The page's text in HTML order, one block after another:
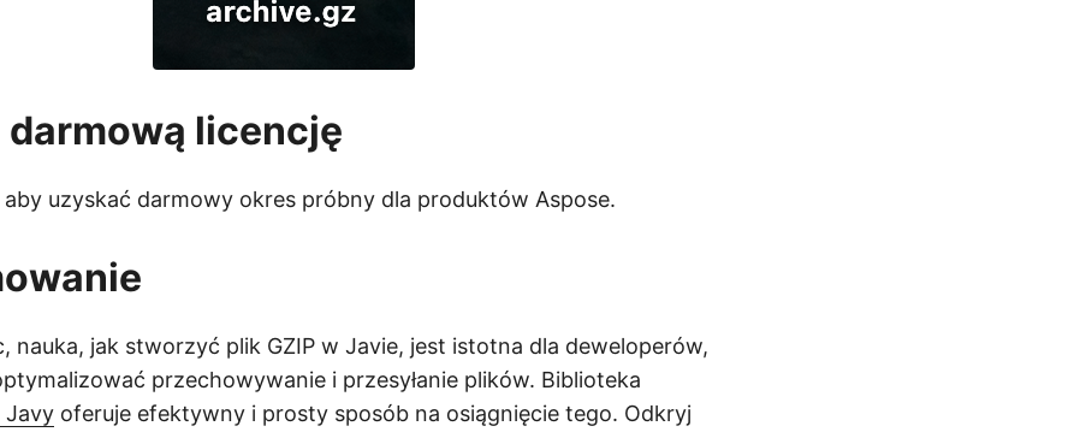
darmową licencję
aby uzyskać darmowy okres próbny dla produktów Aspose.
nauka, jak stworzyć plik GZIP w Javie, jest istotna dla deweloperów,
przechowywanie i przesyłanie plików. Biblioteka
Javy oferuje efektywny i prosty sposób na osiągnięcie tego. Odkryj